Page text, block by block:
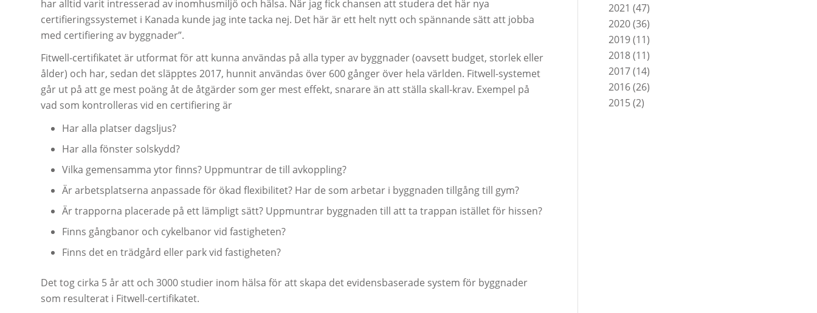
har alltid varit intresserad av inomhusmiljö och hälsa. När jag fick chansen att studera det här nya
certifieringssystemet i Kanada kunde jag inte tacka nej. Det här är ett helt nytt och spännande sätt att jobba
med certifiering av byggnader”.
Fitwell-certifikatet är utformat för att kunna användas på alla typer av byggnader (oavsett budget, storlek eller
ålder) och har, sedan det släpptes 2017, hunnit användas över 600 gånger över hela världen. Fitwell-systemet
går ut på att ge mest poäng åt de åtgärder som ger mest effekt, snarare än att ställa skall-krav. Exempel på
vad som kontrolleras vid en certifiering är
Har alla platser dagsljus?
Har alla fönster solskydd?
Vilka gemensamma ytor finns? Uppmuntrar de till avkoppling?
Är arbetsplatserna anpassade för ökad flexibilitet? Har de som arbetar i byggnaden tillgång till gym?
Är trapporna placerade på ett lämpligt sätt? Uppmuntrar byggnaden till att ta trappan istället för hissen?
Finns gångbanor och cykelbanor vid fastigheten?
Finns det en trädgård eller park vid fastigheten?
Det tog cirka 5 år att och 3000 studier inom hälsa för att skapa det evidensbaserade system för byggnader
som resulterat i Fitwell-certifikatet.
2021 (47)
2020(36)
2019(11)
2018(11)
2017(14)
2016(26)
2015(2)